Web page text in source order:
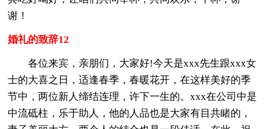
谢！
婚礼的致辞12
各位来宾，亲朋们，大家好!今天是xxx先生跟xxx女
士的大喜之日，适逢春季，春暖花开，在这样美好的季
节中，两位新人缔结连理，许下一生的。xxx在公司中是
中流砥柱，乐于助人，他的人品也是大家有目共睹的，